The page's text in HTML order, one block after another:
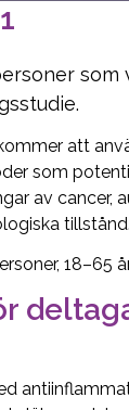
som
att
som
av cancer,
tillstånd.
18–65